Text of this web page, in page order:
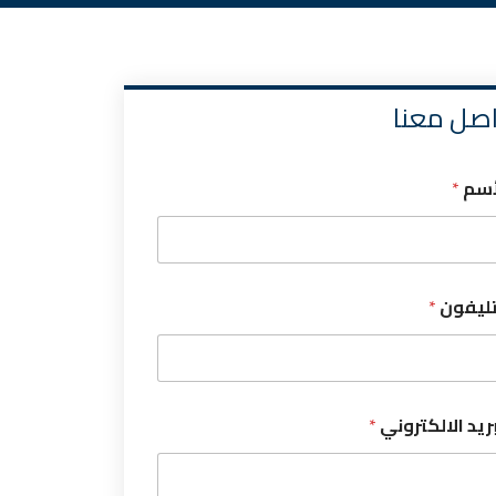
معنا
*
*
الالكتروني*